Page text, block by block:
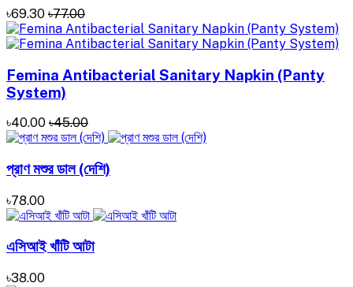
৳69.30 ৳77.00
Femina Antibacterial Sanitary Napkin (Panty
System)
৳40.00 ৳45.00
প্রাণ মশুর ডাল (দেশি)
৳78.00
এসিআই খাঁটি আটা
৳38.00